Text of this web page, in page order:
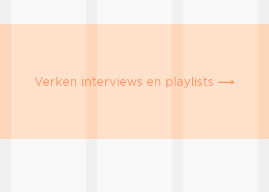
Verken interviews en playlists ⟶